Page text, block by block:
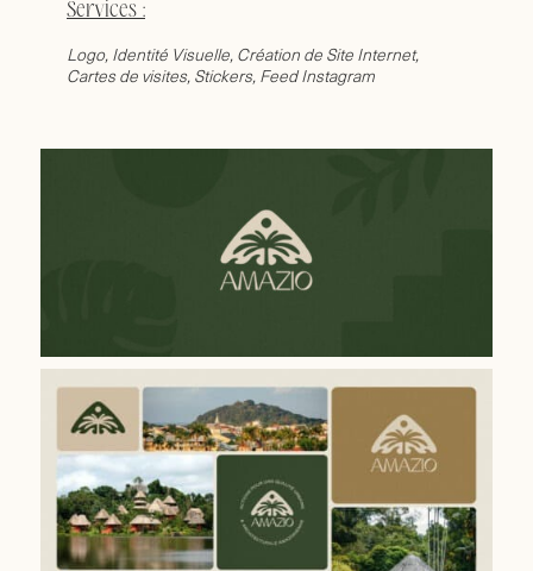
Services :
Logo, Identité Visuelle, Création de Site Internet,
Cartes de visites, Stickers, Feed Instagram